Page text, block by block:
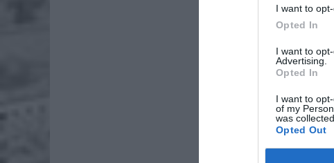
I want to
Opted In
I want to
Advertising.
Opted In
I want to
of my
was collected.
Opted Out